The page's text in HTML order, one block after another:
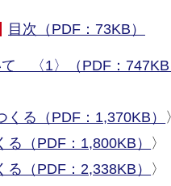
目次（PDF：73KB）
〈1〉（PDF：747KB
る（PDF：1,370KB）
（PDF：1,800KB）
〉
（PDF：2,338KB）
〉